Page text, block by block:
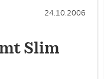
24.10.2006
Slim